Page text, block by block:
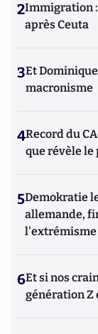
2Immigration
après Ceuta
3Et
macronisme
4Record du
que révèle le
5Demokratie
allemande,
l'extrémisme
6Et si nos
génération Z